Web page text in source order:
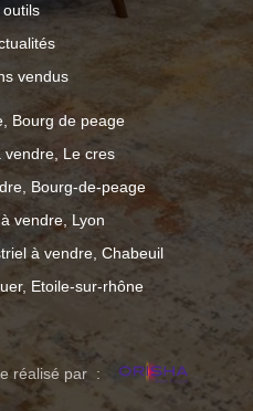
outils
vendus
Bourg de peage
vendre, Le cres
Bourg-de-peage
vendre, Lyon
à vendre, Chabeuil
Etoile-sur-rhône
réalisé par :